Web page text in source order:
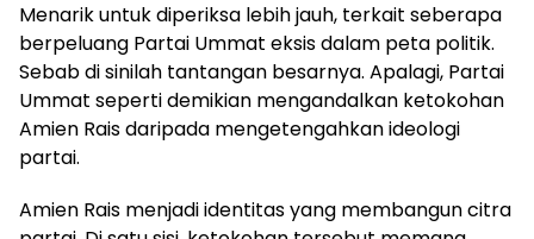
Menarik untuk diperiksa lebih jauh, terkait seberapa
berpeluang Partai Ummat eksis dalam peta politik.
Sebab di sinilah tantangan besarnya. Apalagi, Partai
Ummat seperti demikian mengandalkan ketokohan
Amien Rais daripada mengetengahkan ideologi
partai.
Amien Rais menjadi identitas yang membangun citra